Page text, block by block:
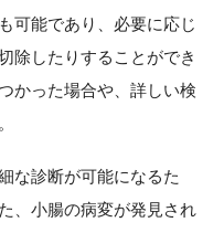
可能であり、必要に応じ
除したりすることができ
かった場合や、詳しい検
な診断が可能になるた
、小腸の病変が発見され